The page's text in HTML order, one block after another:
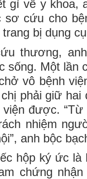
gì về y khoa,
cứu cho
bị dụng
thương,
sống. Một lần
vô bệnh
phải giữ hai
viện được.
nhiệm
anh bộc
hộp ký ức là
chứng